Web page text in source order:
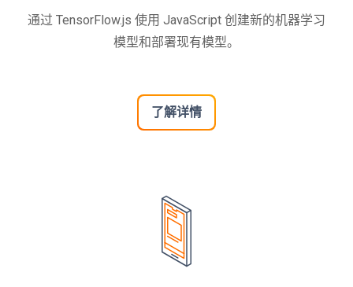
通过 TensorFlow.js 使用 JavaScript 创建新的机器学习
模型和部署现有模型。
了解详情